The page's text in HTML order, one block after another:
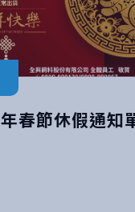
春節休假通知